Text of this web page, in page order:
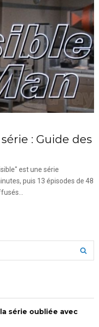
: Guide des
est une série
puis 13 épisodes de 48
la série oubliée avec